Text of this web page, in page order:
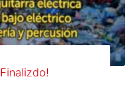
Finalizdo!